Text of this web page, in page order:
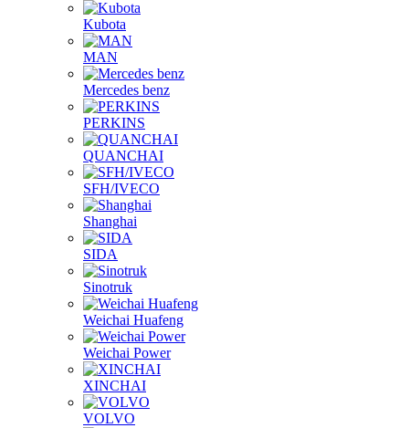
Kubota
MAN
Mercedes benz
PERKINS
QUANCHAI
SFH/IVECO
Shanghai
SIDA
Sinotruk
Weichai Huafeng
Weichai Power
XINCHAI
VOLVO